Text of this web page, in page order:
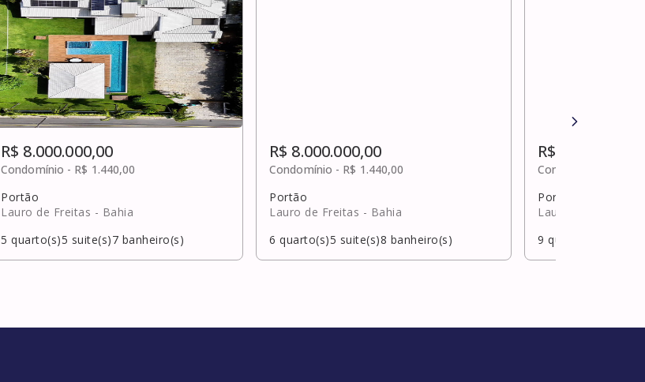
R$ 8.000.000,00
Condomínio - R$ 1.440,00
Portão
Lauro de Freitas - Bahia
5 quarto(s)5 suite(s)7 banheiro(s)
R$ 8.000.000,00
Condomínio - R$ 1.440,00
Portão
Lauro de Freitas - Bahia
6 quarto(s)5 suite(s)8 banheiro(s)
R$
Condomínio -
Portão
Lauro de Freitas
9 quarto(s)